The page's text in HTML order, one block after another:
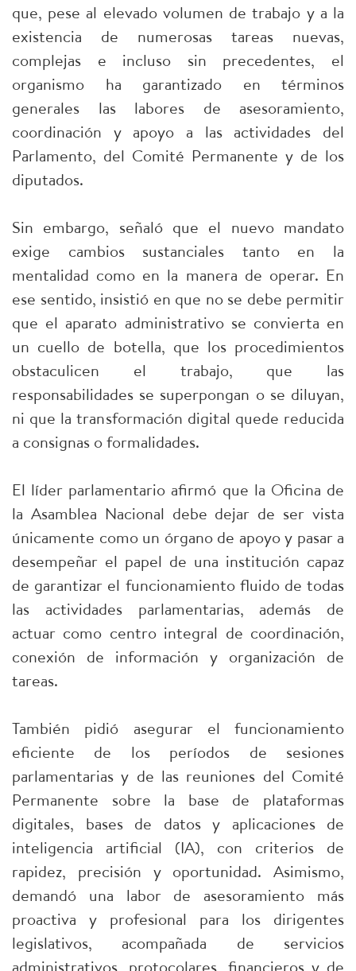
que, pese al elevado volumen de trabajo y a la
existencia de numerosas tareas nuevas,
complejas e incluso sin precedentes, el
organismo ha garantizado en términos
generales las labores de asesoramiento,
coordinación y apoyo a las actividades del
Parlamento, del Comité Permanente y de los
diputados.
Sin embargo, señaló que el nuevo mandato
exige cambios sustanciales tanto en la
mentalidad como en la manera de operar. En
ese sentido, insistió en que no se debe permitir
que el aparato administrativo se convierta en
un cuello de botella, que los procedimientos
obstaculicen el trabajo, que las
responsabilidades se superpongan o se diluyan,
ni que la transformación digital quede reducida
a consignas o formalidades.
El líder parlamentario afirmó que la Oficina de
la Asamblea Nacional debe dejar de ser vista
únicamente como un órgano de apoyo y pasar a
desempeñar el papel de una institución capaz
de garantizar el funcionamiento fluido de todas
las actividades parlamentarias, además de
actuar como centro integral de coordinación,
conexión de información y organización de
tareas.
También pidió asegurar el funcionamiento
eficiente de los períodos de sesiones
parlamentarias y de las reuniones del Comité
Permanente sobre la base de plataformas
digitales, bases de datos y aplicaciones de
inteligencia artificial (IA), con criterios de
rapidez, precisión y oportunidad. Asimismo,
demandó una labor de asesoramiento más
proactiva y profesional para los dirigentes
legislativos, acompañada de servicios
administrativos, protocolares, financieros y de